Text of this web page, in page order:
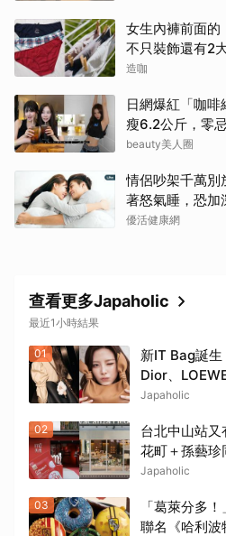
女生內褲前面的
不只裝飾還有2
造咖
日網爆紅「咖啡
瘦6.2公斤，零
小！
beauty美人圈
情侶吵架千萬別
著怒氣睡，恐加
優活健康網
查看更多Japaholic
最近1小時結果
01
新IT Bag誕生
Dior、
日妞都搶買
Japaholic
02
台北中山站
花町＋孫藝珍
月週末必逛這
Japaholic
03
「葛萊分多
聯名《哈利波